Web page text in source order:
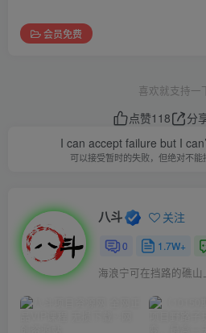
会员免费
喜欢就支持一
点赞118 分
I can accept failure but I
可以接受暂时的失败，但绝对不
八斗 关注
0 1.7W+
海浪宁可在挡路的礁